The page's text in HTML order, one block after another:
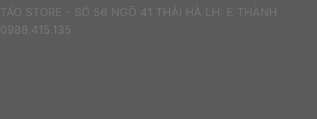
TÁO STORE - SỐ 56 NGÕ 41 THÁI HÀ LH: E THÀNH
0988.415.135